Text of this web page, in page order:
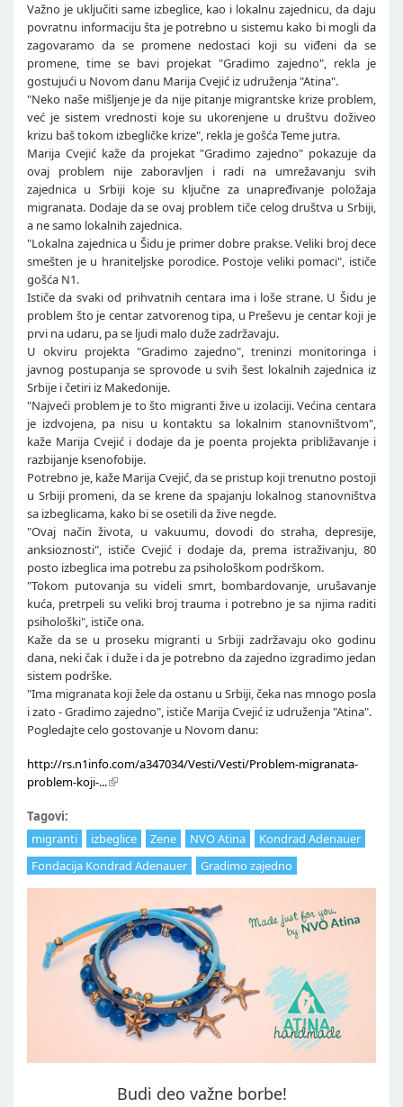
Važno je uključiti same izbeglice, kao i lokalnu zajednicu, da daju
povratnu informaciju šta je potrebno u sistemu kako bi mogli da
zagovaramo da se promene nedostaci koji su viđeni da se
promene, time se bavi projekat "Gradimo zajedno", rekla je
gostujući u Novom danu Marija Cvejić iz udruženja "Atina".
"Neko naše mišljenje je da nije pitanje migrantske krize problem,
već je sistem vrednosti koje su ukorenjene u društvu doživeo
krizu baš tokom izbegličke krize", rekla je gošća Teme jutra.
Marija Cvejić kaže da projekat "Gradimo zajedno" pokazuje da
ovaj problem nije zaboravljen i radi na umrežavanju svih
zajednica u Srbiji koje su ključne za unapređivanje položaja
migranata. Dodaje da se ovaj problem tiče celog društva u Srbiji,
a ne samo lokalnih zajednica.
"Lokalna zajednica u Šidu je primer dobre prakse. Veliki broj dece
smešten je u hraniteljske porodice. Postoje veliki pomaci", ističe
gošća N1.
Ističe da svaki od prihvatnih centara ima i loše strane. U Šidu je
problem što je centar zatvorenog tipa, u Preševu je centar koji je
prvi na udaru, pa se ljudi malo duže zadržavaju.
U okviru projekta "Gradimo zajedno", treninzi monitoringa i
javnog postupanja se sprovode u svih šest lokalnih zajednica iz
Srbije i četiri iz Makedonije.
"Najveći problem je to što migranti žive u izolaciji. Većina centara
je izdvojena, pa nisu u kontaktu sa lokalnim stanovništvom",
kaže Marija Cvejić i dodaje da je poenta projekta približavanje i
razbijanje ksenofobije.
Potrebno je, kaže Marija Cvejić, da se pristup koji trenutno postoji
u Srbiji promeni, da se krene da spajanju lokalnog stanovništva
sa izbeglicama, kako bi se osetili da žive negde.
"Ovaj način života, u vakuumu, dovodi do straha, depresije,
anksioznosti", ističe Cvejić i dodaje da, prema istraživanju, 80
posto izbeglica ima potrebu za psihološkom podrškom.
"Tokom putovanja su videli smrt, bombardovanje, urušavanje
kuća, pretrpeli su veliki broj trauma i potrebno je sa njima raditi
psihološki", ističe ona.
Kaže da se u proseku migranti u Srbiji zadržavaju oko godinu
dana, neki čak i duže i da je potrebno da zajedno izgradimo jedan
sistem podrške.
"Ima migranata koji žele da ostanu u Srbiji, čeka nas mnogo posla
i zato - Gradimo zajedno", ističe Marija Cvejić iz udruženja "Atina".
Pogledajte celo gostovanje u Novom danu:
http://rs.n1info.com/a347034/Vesti/Vesti/Problem-migranata-
problem-koji-...
Tagovi:
migranti
izbeglice Zene NVO Atina
Kondrad Adenauer
Fondacija Kondrad Adenauer
Gradimo zajedno
Budi deo važne borbe!